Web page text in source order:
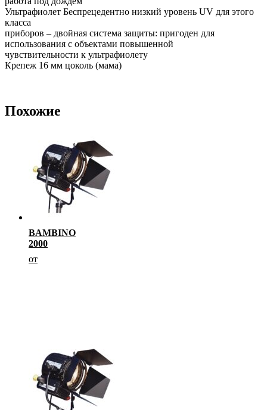
Ультрафиолет Беспрецедентно низкий уровень UV для этого
класса
приборов – двойная система защиты: пригоден для
использования с объектами повышенной
чувствительности к ультрафиолету
Крепеж 16 мм цоколь (мама)
Похожие
BAMBINO
2000
от